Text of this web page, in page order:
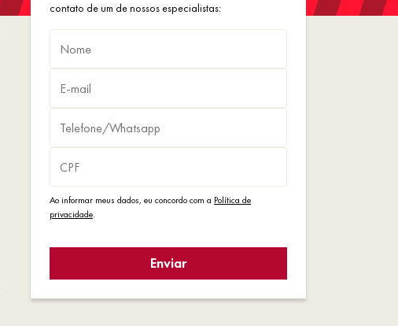
contato de um de nossos especialistas:
Ao informar meus dados, eu concordo com a Política de
privacidade.
Enviar